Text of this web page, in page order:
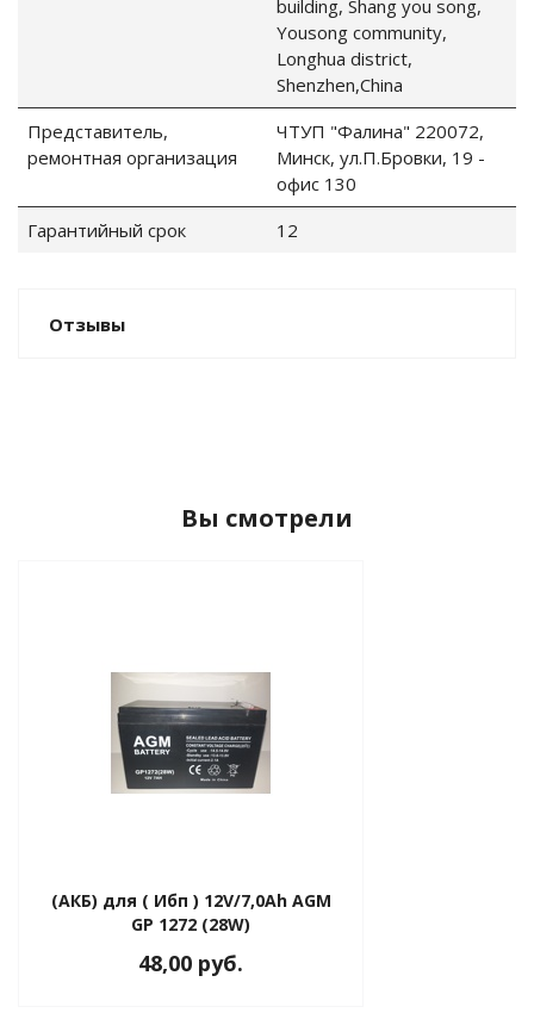
и продвинутых
защита)
и
building, Shang you song,
Yousong community,
Longhua district,
Shenzhen,China
Представитель,
ремонтная организация
ЧТУП "Фалина" 220072,
Минск, ул.П.Бровки, 19 -
офис 130
Гарантийный срок
12
Отзывы
Вы смотрели
(АКБ) для ( Ибп ) 12V/7,0Ah AGM
GP 1272 (28W)
48,00 руб.